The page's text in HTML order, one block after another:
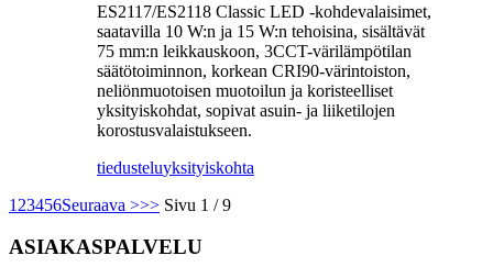
ES2117/ES2118 Classic LED -kohdevalaisimet,
saatavilla 10 W:n ja 15 W:n tehoisina, sisältävät
75 mm:n leikkauskoon, 3CCT-värilämpötilan
säätötoiminnon, korkean CRI90-värintoiston,
neliönmuotoisen muotoilun ja koristeelliset
yksityiskohdat, sopivat asuin- ja liiketilojen
korostusvalaistukseen.
tiedusteluyksityiskohta
1 23456Seuraava >>> Sivu 1 / 9
ASIAKASPALVELU